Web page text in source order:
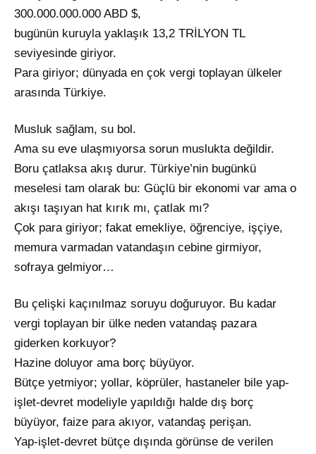
300.000.000.000 ABD $,
bugünün kuruyla yaklaşık 13,2 TRİLYON TL
seviyesinde giriyor.
Para giriyor; dünyada en çok vergi toplayan ülkeler
arasında Türkiye.
Musluk sağlam, su bol.
Ama su eve ulaşmıyorsa sorun muslukta değildir.
Boru çatlaksa akış durur. Türkiye’nin bugünkü
meselesi tam olarak bu: Güçlü bir ekonomi var ama o
akışı taşıyan hat kırık mı, çatlak mı?
Çok para giriyor; fakat emekliye, öğrenciye, işçiye,
memura varmadan vatandaşın cebine girmiyor,
sofraya gelmiyor…
Bu çelişki kaçınılmaz soruyu doğuruyor. Bu kadar
vergi toplayan bir ülke neden vatandaş pazara
giderken korkuyor?
Hazine doluyor ama borç büyüyor.
Bütçe yetmiyor; yollar, köprüler, hastaneler bile yap-
işlet-devret modeliyle yapıldığı halde dış borç
büyüyor, faize para akıyor, vatandaş perişan.
Yap-işlet-devret bütçe dışında görünse de verilen